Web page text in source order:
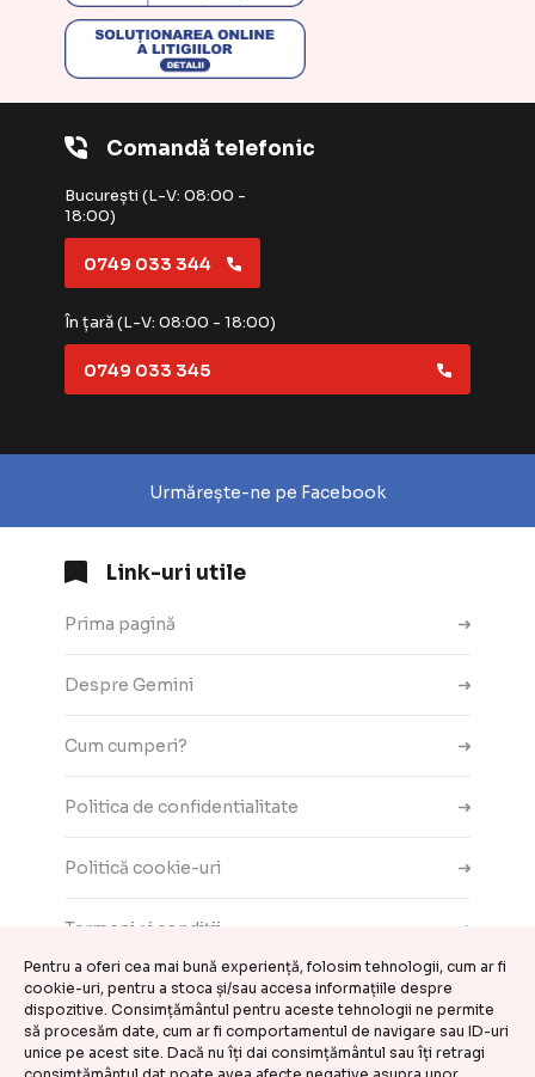
Pentru a oferi cea mai bună experiență, folosim tehnologii, cum ar fi
cookie-uri, pentru a stoca și/sau accesa informațiile despre
dispozitive. Consimțământul pentru aceste tehnologii ne permite
să procesăm date, cum ar fi comportamentul de navigare sau ID-uri
unice pe acest site. Dacă nu îți dai consimțământul sau îți retragi
Comandă telefonic
București (L-V: 08:00 -
18:00)
0749 033 344
În țară (L-V: 08:00 - 18:00)
0749 033 345
Urmărește-ne pe Facebook
Link-uri utile
Prima pagină
Despre Gemini
Cum cumperi?
Politica de confidentialitate
Politică cookie-uri
Termeni și condiții
Contact
ANPC